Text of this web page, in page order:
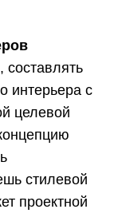
составлять
интерьера с
целевой
стилевой
проектной